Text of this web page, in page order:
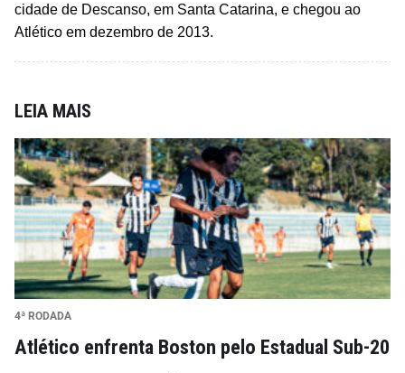
cidade de Descanso, em Santa Catarina, e chegou ao
Atlético em dezembro de 2013.
LEIA MAIS
4ª RODADA
Atlético enfrenta Boston pelo Estadual Sub-20